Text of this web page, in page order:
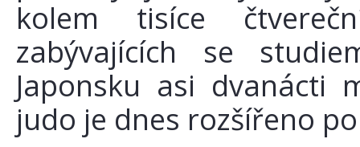
kolem tisíce
zabývajících se
Japonsku asi dvanácti
judo je dnes rozšířeno